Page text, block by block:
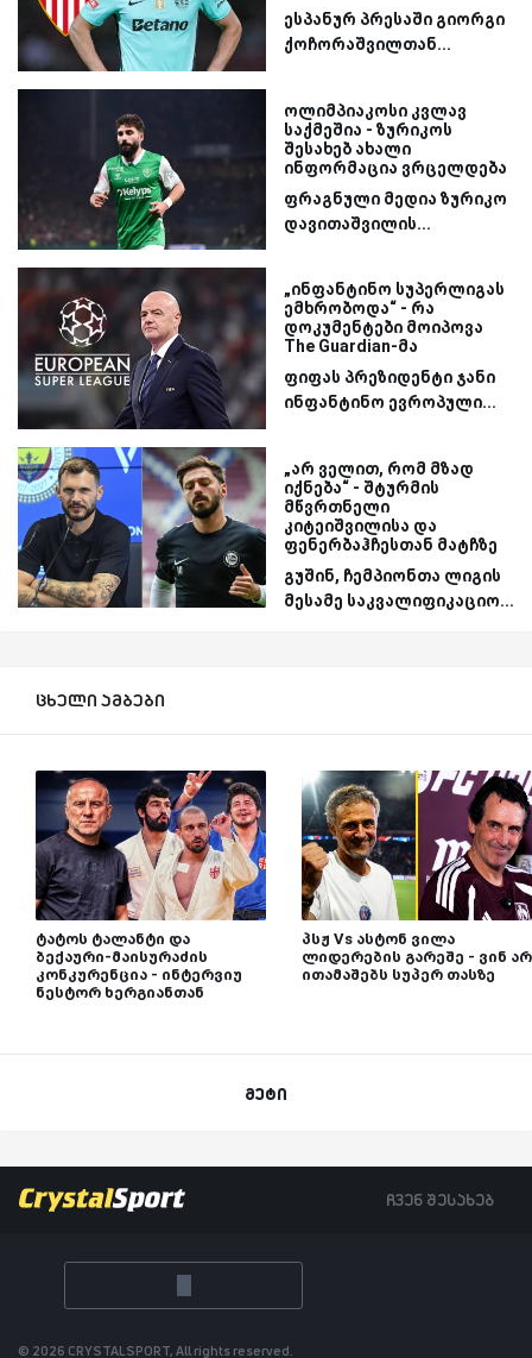
ესპანურ პრესაში გიორგი
ქოჩორაშვილთან...
ოლიმპიაკოსი კვლავ
საქმეშია - ზურიკოს
შესახებ ახალი
ინფორმაცია ვრცელდება
ფრაგნული მედია ზურიკო
დავითაშვილის...
„ინფანტინო სუპერლიგას
ემხრობოდა“ - რა
დოკუმენტები მოიპოვა
The Guardian-მა
ფიფას პრეზიდენტი ჯანი
ინფანტინო ევროპული...
„არ ველით, რომ მზად
იქნება“ - შტურმის
მწვრთნელი
კიტეიშვილისა და
ფენერბაჰჩესთან მატჩზე
გუშინ, ჩემპიონთა ლიგის
მესამე საკვალიფიკაციო...
ცხელი ამბები
ტატოს ტალანტი და
ბექაური-მაისურაძის
კონკურენცია - ინტერვიუ
ნესტორ ხერგიანთან
პსჟ Vs ასტონ ვილა
ლიდერების გარეშე - ვინ არ
ითამაშებს სუპერ თასზე
მეტი
ჩვენ შესახებ
© 2026 CRYSTALSPORT, All rights reserved.